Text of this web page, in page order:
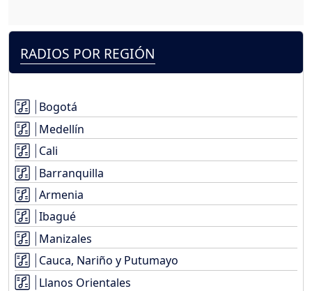
RADIOS POR REGIÓN
Bogotá
Medellín
Cali
Barranquilla
Armenia
Ibagué
Manizales
Cauca, Nariño y Putumayo
Llanos Orientales